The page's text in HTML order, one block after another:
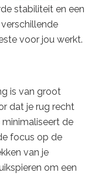
stabiliteit en een
voor jou werkt.
is van groot
dat je rug recht
de
focus op de
van je
om een